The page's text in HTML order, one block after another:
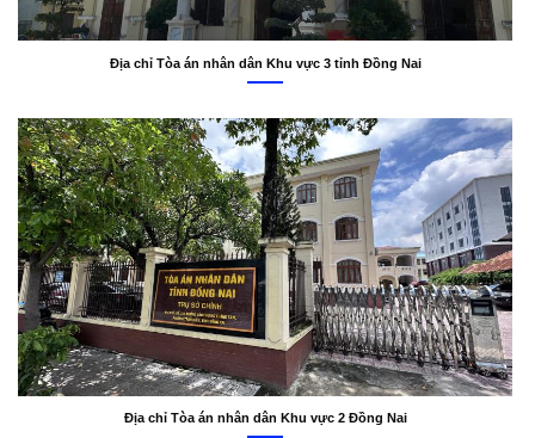
Địa chỉ Tòa án nhân dân Khu vực 3 tỉnh Đồng Nai
Địa chỉ Tòa án nhân dân Khu vực 2 Đồng Nai